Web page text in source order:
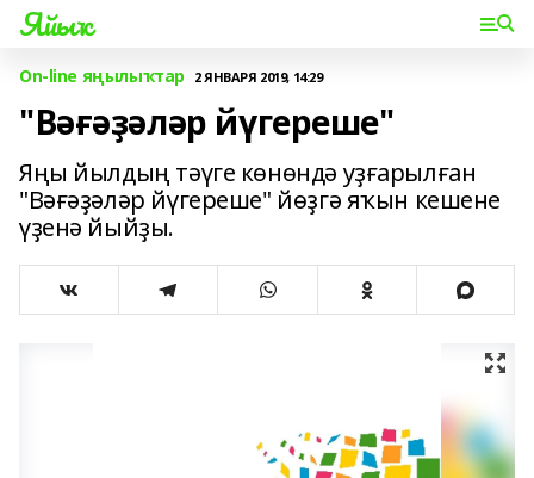
Яйыҡ
On-line яңылыҡтар 2 ЯНВАРЯ 2019, 14:29
"Вәғәҙәләр йүгереше"
Яңы йылдың тәүге көнөндә уҙғарылған
"Вәғәҙәләр йүгереше" йөҙгә яҡын кешене
үҙенә йыйҙы.